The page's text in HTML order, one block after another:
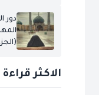
دور
الاكثر قراءة